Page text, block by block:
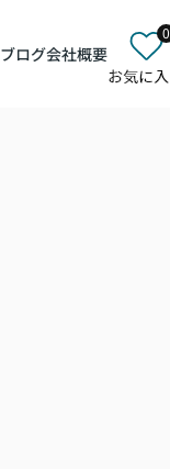
ブログ会社概要
0